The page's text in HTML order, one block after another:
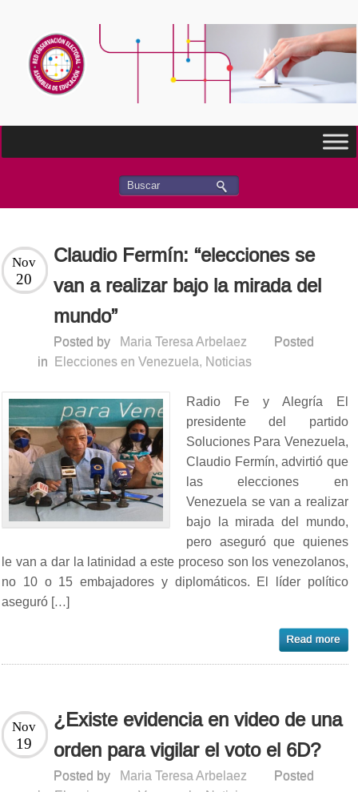
Claudio Fermín: “elecciones se
van a realizar bajo la mirada del
mundo”
Nov
20
Posted by Maria Teresa Arbelaez
Posted
in
Elecciones en Venezuela, Noticias
Radio Fe y Alegría El
presidente del partido
Soluciones Para Venezuela,
Claudio Fermín, advirtió que
las elecciones en
Venezuela se van a realizar
bajo la mirada del mundo,
pero aseguró que quienes
le van a dar la latinidad a este proceso son los venezolanos,
no 10 o 15 embajadores y diplomáticos. El líder político
aseguró […]
¿Existe evidencia en video de una
orden para vigilar el voto el 6D?
Nov
19
Posted by Maria Teresa Arbelaez
Posted